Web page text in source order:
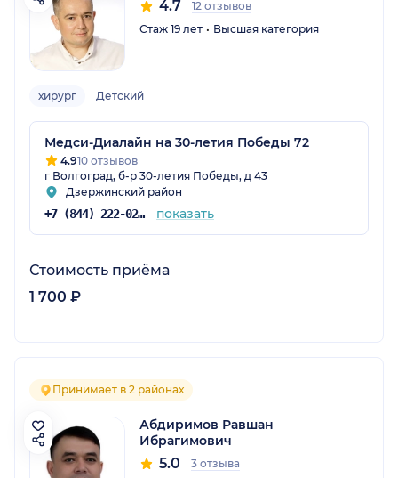
4.7
12 отзывов
Стаж 19 лет
Высшая категория
хирург Детский
Медси-Диалайн на 30-летия Победы 72
4.910 отзывов
г Волгоград, б-р 30-летия Победы, д 43
Дзержинский район
+7 (844) 222-02-20 показать
Стоимость приёма
1 700 ₽
Принимает в 2 районах
Абдиримов Равшан
Ибрагимович
5.0
3 отзыва